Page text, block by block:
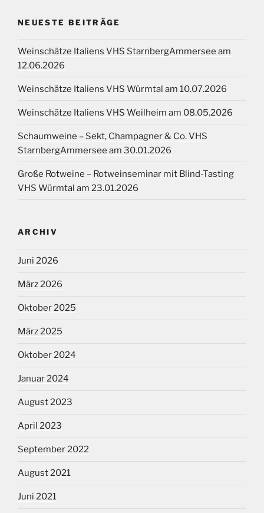
NEUESTE BEITRÄGE
Weinschätze Italiens VHS StarnbergAmmersee am
12.06.2026
Weinschätze Italiens VHS Würmtal am 10.07.2026
Weinschätze Italiens VHS Weilheim am 08.05.2026
Schaumweine – Sekt, Champagner & Co. VHS
StarnbergAmmersee am 30.01.2026
Große Rotweine – Rotweinseminar mit Blind-Tasting
VHS Würmtal am 23.01.2026
ARCHIV
Juni 2026
März 2026
Oktober 2025
März 2025
Oktober 2024
Januar 2024
August 2023
April 2023
September 2022
August 2021
Juni 2021